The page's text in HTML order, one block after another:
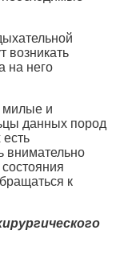
возникать
на него
милые и
данных пород
внимательно
к